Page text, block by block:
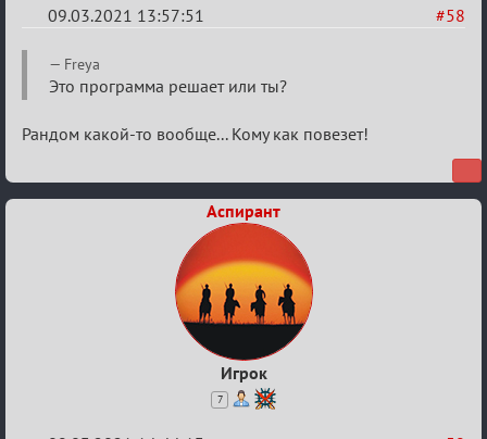
#58
09.03.2021 13:57:51
Re:
Разговоры
XIX
ТПК.
Freya
Это программа решает или ты?
Рандом какой-то вообще... Кому как повезет!
Аспирант
Игрок
7